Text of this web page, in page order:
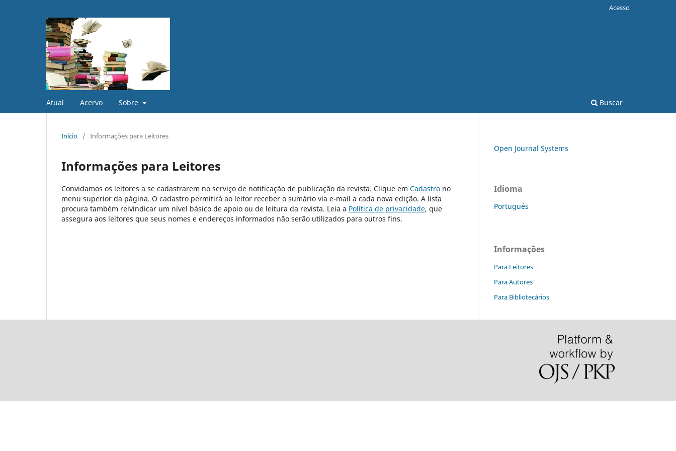
Atual Acervo Sobre Buscar
Acesso
Início / Informações para Leitores
Informações para Leitores
Convidamos os leitores a se cadastrarem no serviço de notificação de publicação da revista. Clique em Cadastro no
menu superior da página. O cadastro permitirá ao leitor receber o sumário via e-mail a cada nova edição. A lista
procura também reivindicar um nível básico de apoio ou de leitura da revista. Leia a Política de privacidade, que
assegura aos leitores que seus nomes e endereços informados não serão utilizados para outros fins.
Open Journal Systems
Idioma
Português
Informações
Para Leitores
Para Autores
Para Bibliotecários